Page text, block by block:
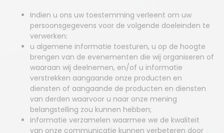
Indien u ons uw toestemming verleent om uw
persoonsgegevens voor de volgende doeleinden te
verwerken:
u algemene informatie toesturen, u op de hoogte
brengen van de evenementen die wij organiseren of
waaraan wij deelnemen, en/of u informatie
verstrekken aangaande onze producten en
diensten of aangaande de producten en diensten
van derden waarvoor u naar onze mening
belangstelling zou kunnen hebben;
informatie verzamelen waarmee we de kwaliteit
van onze communicatie kunnen verbeteren door